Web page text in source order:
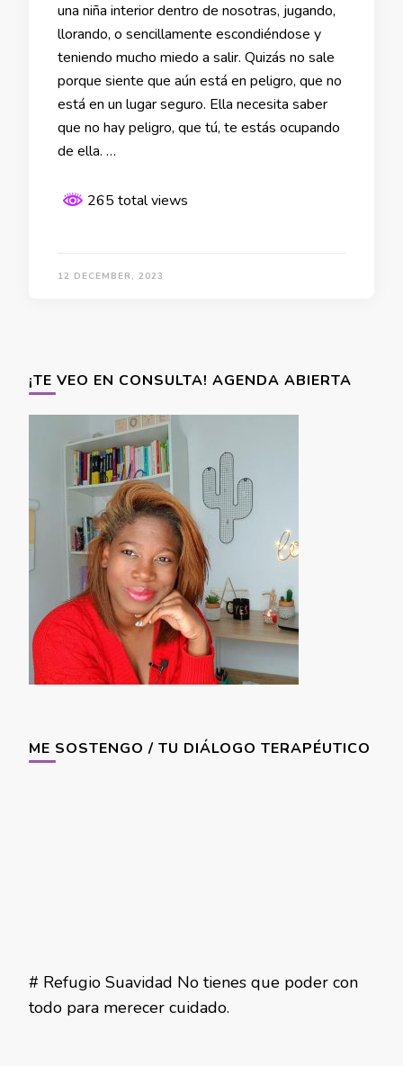
una niña interior dentro de nosotras, jugando,
llorando, o sencillamente escondiéndose y
teniendo mucho miedo a salir. Quizás no sale
porque siente que aún está en peligro, que no
está en un lugar seguro. Ella necesita saber
que no hay peligro, que tú, te estás ocupando
de ella. …
265 total views
12 DECEMBER, 2023
¡TE VEO EN CONSULTA! AGENDA ABIERTA
ME SOSTENGO / TU DIÁLOGO TERAPÉUTICO
# Refugio Suavidad No tienes que poder con
todo para merecer cuidado.